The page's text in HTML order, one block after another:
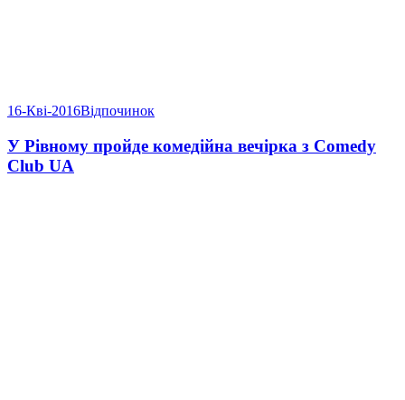
16-Кві-2016Відпочинок
У Рівному пройде комедійна вечірка з Comedy
Club UA